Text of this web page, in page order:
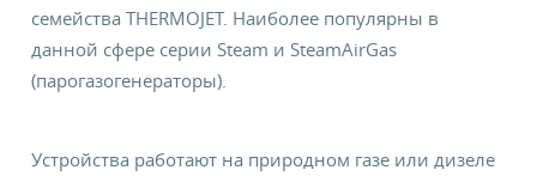
семейства THERMOJET. Наиболее популярны в
данной сфере серии Steam и SteamAirGas
(парогазогенераторы).
Устройства работают на природном газе или дизеле
данных в соответствии сполитикой *
Я даю свое согласие